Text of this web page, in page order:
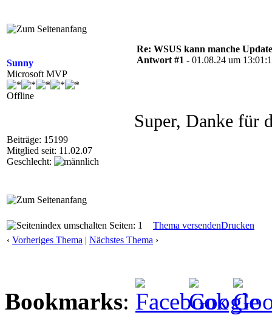
Sunny
Microsoft MVP
Offline
Beiträge: 15199
Mitglied seit: 11.02.07
Geschlecht:
Re: WSUS kann manche
Antwort #1 - 01.08.24 um
Super, Danke für
Seiten: 1 Thema versendenDrucken
‹ Vorheriges Thema | Nächstes Thema ›
Bookmarks: